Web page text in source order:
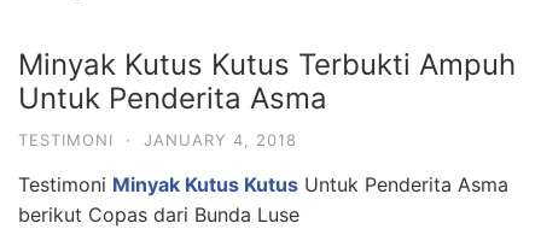
Minyak Kutus Kutus Terbukti Ampuh
Untuk Penderita Asma
TESTIMONI · JANUARY 4, 2018
Testimoni Minyak Kutus Kutus Untuk Penderita Asma
berikut Copas dari Bunda Luse